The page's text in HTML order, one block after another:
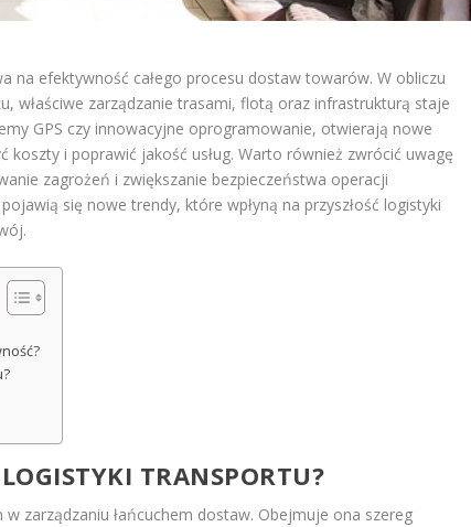
na efektywność całego procesu dostaw towarów. W obliczu
właściwe zarządzanie trasami, flotą oraz infrastrukturą staje
GPS czy innowacyjne oprogramowanie, otwierają nowe
i poprawić jakość usług. Warto również zwrócić uwagę
zagrożeń i zwiększanie bezpieczeństwa operacji
się nowe trendy, które wpłyną na przyszłość logistyki
TRANSPORTU?
zarządzaniu łańcuchem dostaw. Obejmuje ona szereg